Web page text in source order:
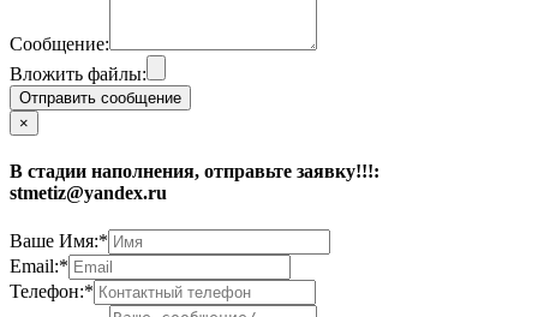
Сообщение:
Вложить файлы:
Отправить сообщение
×
В стадии наполнения, отправьте заявку!!!:
stmetiz@yandex.ru
Ваше Имя:*
Email:*
Телефон:*